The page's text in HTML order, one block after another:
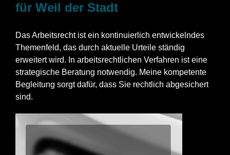
für Weil der Stadt
Das Arbeitsrecht ist ein kontinuierlich entwickelndes
Themenfeld, das durch aktuelle Urteile ständig
erweitert wird. In arbeitsrechtlichen Verfahren ist eine
strategische Beratung notwendig. Meine kompetente
Begleitung sorgt dafür, dass Sie rechtlich abgesichert
sind.